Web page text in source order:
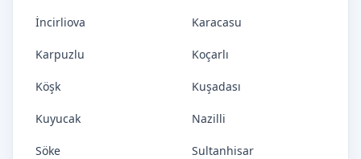
İncirliova Karacasu
Karpuzlu Koçarlı
Köşk Kuşadası
Kuyucak Nazilli
Söke Sultanhisar